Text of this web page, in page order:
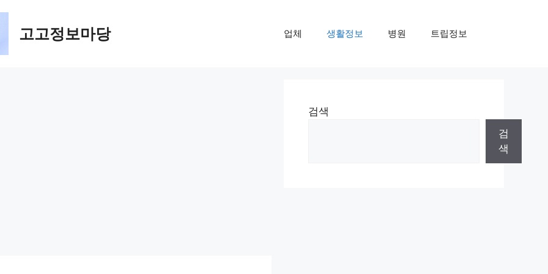
고고정보마당 업체 생활정보 병원 트립정보
검색
검
색